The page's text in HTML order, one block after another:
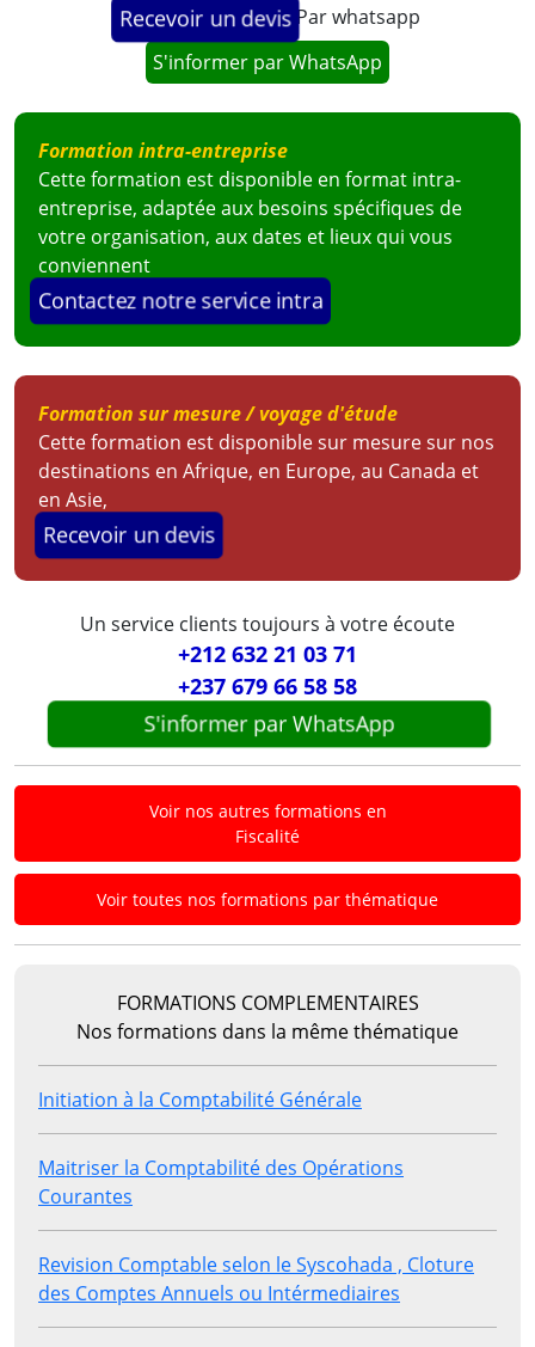
Recevoir un devis Par whatsapp
S'informer par WhatsApp
Formation intra-entreprise
Cette formation est disponible en format intra-
entreprise, adaptée aux besoins spécifiques de
votre organisation, aux dates et lieux qui vous
conviennent
Contactez notre service intra
Formation sur mesure / voyage d'étude
Cette formation est disponible sur mesure sur nos
destinations en Afrique, en Europe, au Canada et
en Asie,
Recevoir un devis
Un service clients toujours à votre écoute
+212 632 21 03 71
+237 679 66 58 58
S'informer par WhatsApp
Voir nos autres formations en
Fiscalité
Voir toutes nos formations par thématique
FORMATIONS COMPLEMENTAIRES
Nos formations dans la même thématique
Initiation à la Comptabilité Générale
Maitriser la Comptabilité des Opérations
Courantes
Revision Comptable selon le Syscohada , Cloture
des Comptes Annuels ou Intérmediaires